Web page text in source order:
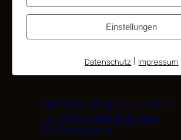
Schülerjobs und Ferienjobs:
Was dein Kind verdienen darf
Geld fürs Zeugnis – ja oder
nein? So machst du was
Schönes draus
Einstellungen
Datenschutz | Impressum